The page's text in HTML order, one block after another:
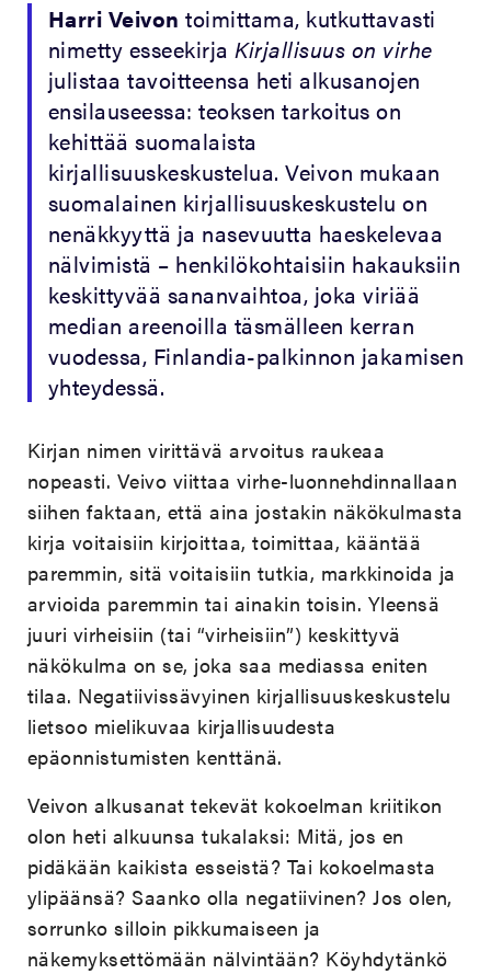
Harri Veivon toimittama, kutkuttavasti
nimetty esseekirjaKirjallisuus on virhe
julistaa tavoitteensa heti alkusanojen
ensilauseessa: teoksen tarkoitus on
kehittää suomalaista
kirjallisuuskeskustelua. Veivon mukaan
suomalainen kirjallisuuskeskustelu on
nenäkkyyttä ja nasevuutta haeskelevaa
nälvimistä – henkilökohtaisiin hakauksiin
keskittyvää sananvaihtoa, joka viriää
median areenoilla täsmälleen kerran
vuodessa, Finlandia-palkinnon jakamisen
yhteydessä.
Kirjan nimen virittävä arvoitus raukeaa
nopeasti. Veivo viittaa virhe-luonnehdinnallaan
siihen faktaan, että aina jostakin näkökulmasta
kirja voitaisiin kirjoittaa, toimittaa, kääntää
paremmin, sitä voitaisiin tutkia, markkinoida ja
arvioida paremmin tai ainakin toisin. Yleensä
juuri virheisiin (tai “virheisiin”) keskittyvä
näkökulma on se, joka saa mediassa eniten
tilaa. Negatiivissävyinen kirjallisuuskeskustelu
lietsoo mielikuvaa kirjallisuudesta
epäonnistumisten kenttänä.
Veivon alkusanat tekevät kokoelman kriitikon
olon heti alkuunsa tukalaksi: Mitä, jos en
pidäkään kaikista esseistä? Tai kokoelmasta
ylipäänsä? Saanko olla negatiivinen? Jos olen,
sorrunko silloin pikkumaiseen ja
näkemyksettömään nälvintään? Köyhdytänkö